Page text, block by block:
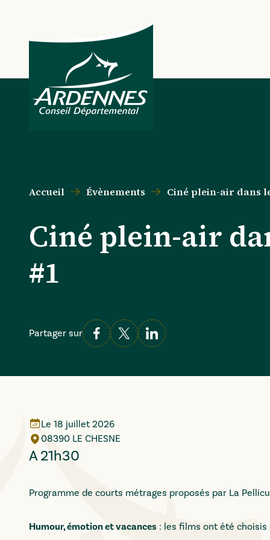
Accueil Évènements Ciné plein-air dans
Ciné plein-air
#1
Partager sur
Le 18 juillet 2026
08390 LE CHESNE
A 21h30
Programme de courts métrages proposés par La
Humour, émotion et vacances : les films ont été